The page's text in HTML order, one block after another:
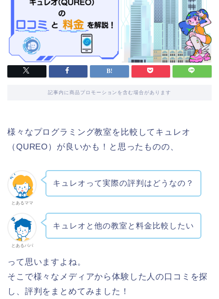
記事内に商品プロモーションを含む場合があります
様々なプログラミング教室を比較してキュレオ
（QUREO）が良いかも！と思ったものの、
とあるママ
キュレオって実際の評判はどうなの？
とあるパパ
キュレオと他の教室と料金比較したい
って思いますよね。
そこで様々なメディアから体験した人の口コミを探
し、評判をまとめてみました！